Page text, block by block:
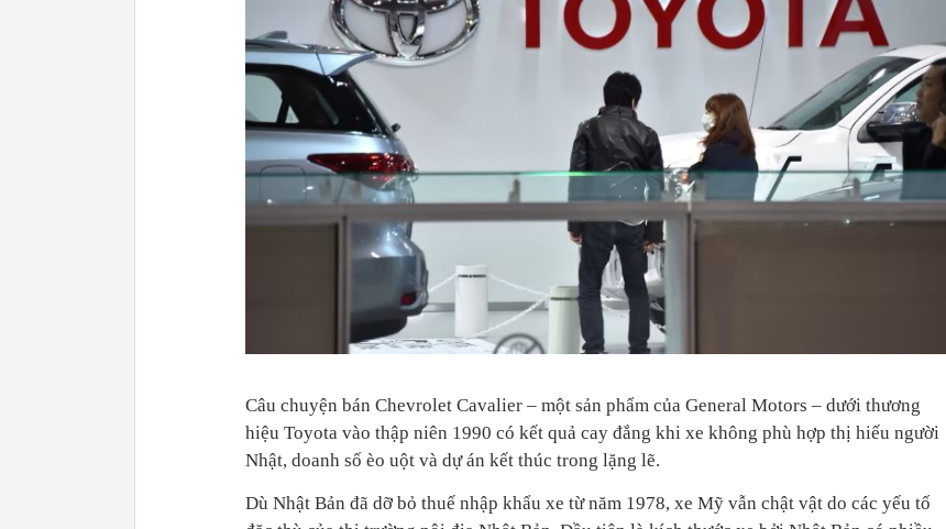
Câu chuyện bán Chevrolet Cavalier – một sản phẩm của General Motors – dưới thương
hiệu Toyota vào thập niên 1990 có kết quả cay đắng khi xe không phù hợp thị hiếu người
Nhật, doanh số èo uột và dự án kết thúc trong lặng lẽ.
Dù Nhật Bản đã dỡ bỏ thuế nhập khẩu xe từ năm 1978, xe Mỹ vẫn chật vật do các yếu tố